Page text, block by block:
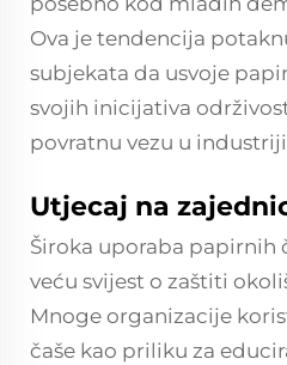
Ova je tendencija
subjekata da usvoje
svojih inicijativa
povratnu vezu u
Utjecaj na
Široka uporaba papirnih
veću svijest o zaštiti
Mnoge organizacije
čaše kao priliku za